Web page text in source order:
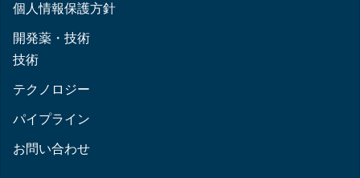
個人情報保護方針
開発薬・技術
技術
テクノロジー
パイプライン
お問い合わせ